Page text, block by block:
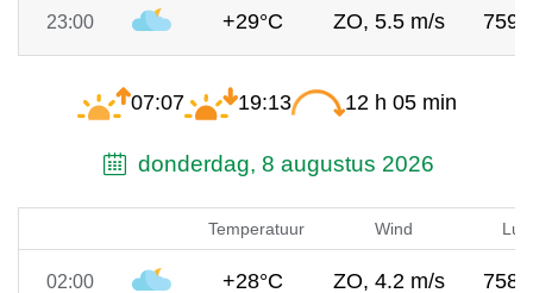
23:00 +29°C ZO, 5.5 m/s 759
07:07 19:13 12 h 05 min
donderdag, 8 augustus 2026
Temperatuur Wind
02:00 +28°C ZO, 4.2 m/s 758